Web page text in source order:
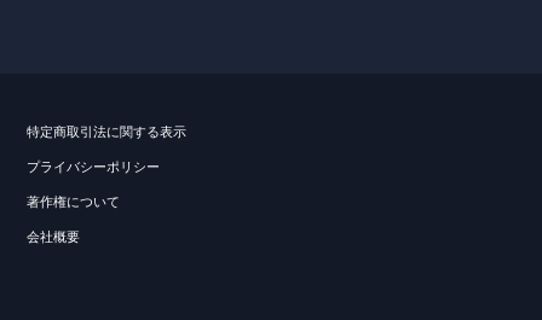
特定商取引法に関する表示
プライバシーポリシー
著作権について
会社概要